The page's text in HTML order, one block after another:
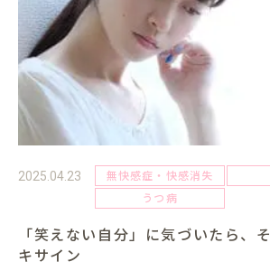
2025.04.23 無快感症・快感消失
うつ病
「笑えない自分」に気づいたら、
キサイン